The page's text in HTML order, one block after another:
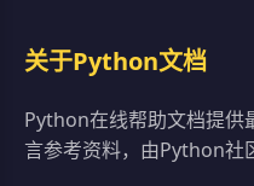
关于Python文档
Python在线帮助文档提
言参考资料，由Python社